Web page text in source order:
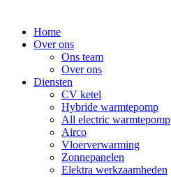
Home
Over ons
Ons team
Over ons
Diensten
CV ketel
Hybride warmtepomp
All electric warmtepomp
Airco
Vloerverwarming
Zonnepanelen
Elektra werkzaamheden